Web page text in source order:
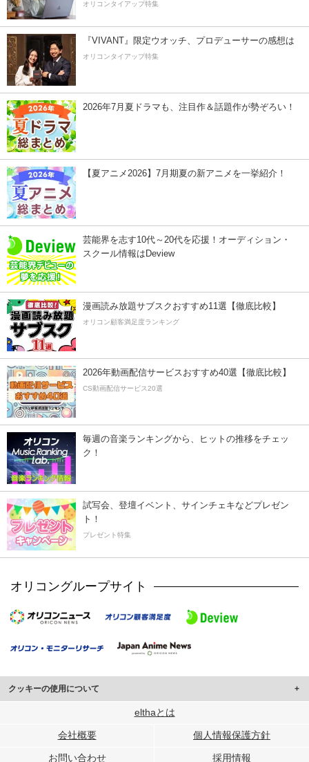
オリコンタイアップ特集
『VIVANT』限定ウオッチ、プロデューサーの感想は
オリコンタイアップ特集
2026年7月夏ドラマも、注目作＆話題作が勢ぞろい！
【夏アニメ2026】7月期夏の新アニメを一挙紹介！
芸能界を志す10代～20代を応援！オーディション・
スクール情報はDeview
漫画読み放題サブスクおすすめ11選【徹底比較】
オリコン顧客満足度ランキング
2026年動画配信サービスおすすめ40選【徹底比較】
CS動画配信サービス20選
毎週の音楽ランキングから、ヒットの推移をチェッ
ク！
試写会、登壇イベント、サインチェキなどプレゼン
ト！
プレゼント特集
オリコングループサイト
クッキーの使用について
このサイトでは Cookie を使用して、ユーザーに合わせたコンテンツや広告の
行っています。
メディアや広告配信、データ解析の各パートナーに提供しています。
elthaとは
会社概要 個人情報保護方針
お問い合わせ 採用情報